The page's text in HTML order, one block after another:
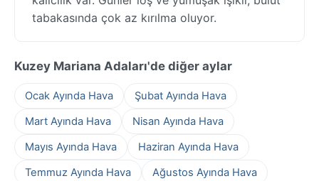
tabakasında çok az kırılma oluyor.
Kuzey Mariana Adaları'de diğer aylar
Ocak Ayında Hava
Şubat Ayında Hava
Mart Ayında Hava
Nisan Ayında Hava
Mayıs Ayında Hava
Haziran Ayında Hava
Temmuz Ayında Hava
Ağustos Ayında Hava